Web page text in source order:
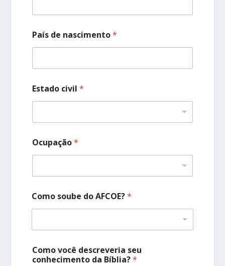
País de nascimento*
Estado civil*
Ocupação*
Como soube do AFCOE?*
Como você descreveria seu
conhecimento da Bíblia?*